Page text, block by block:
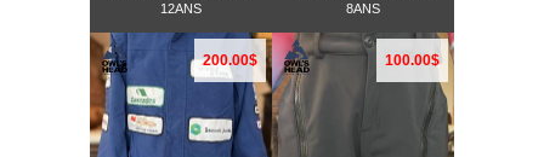
12ANS
8ANS
200.00$ 100.00$